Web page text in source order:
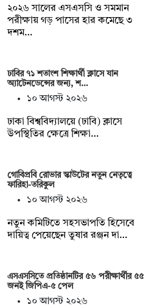
২০২৬ সালের এসএসসি ও সমমান
পরীক্ষায় গড় পাসের হার কমেছে ৩
দশম…
ঢাবির ৭১ শতাংশ শিক্ষার্থী ক্লাসে যান
অ্যাটেনডেন্সের জন্য, শ…
১০ আগস্ট ২০২৬
ঢাকা বিশ্ববিদ্যালয়ে (ঢাবি) ক্লাসে
উপস্থিতির ক্ষেত্রে শিক্ষা…
গোবিপ্রবি রোভার স্কাউটের নতুন নেতৃত্বে
ফারিহা-তরিকুল
১০ আগস্ট ২০২৬
নতুন কমিটিতে সহসভাপতি হিসেবে
দায়িত্ব পেয়েছেন তুষার রঞ্জন দা…
এসএসসিতে প্রতিষ্ঠানটির ৫৬ পরীক্ষার্থীর ৫৫
জনই জিপিএ-৫ পেল
১০ আগস্ট ২০২৬